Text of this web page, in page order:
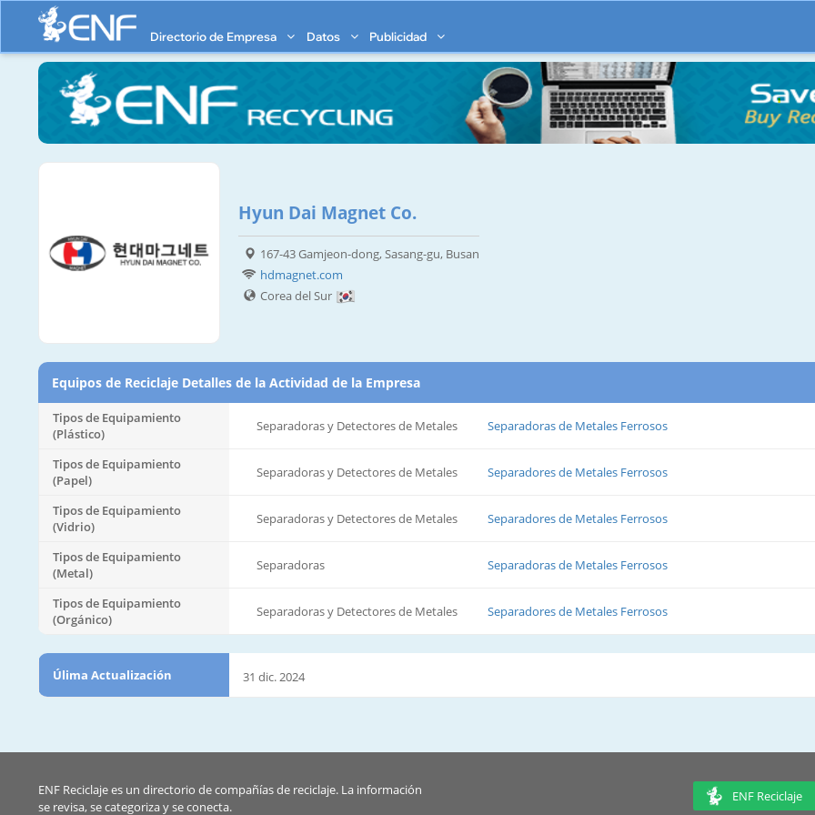
Directorio de Empresa Datos Publicidad
Hyun Dai Magnet Co.
167-43 Gamjeon-dong, Sasang-gu, Busan
hdmagnet.com
Corea del Sur
Equipos de Reciclaje Detalles de la Actividad de la Empresa
Tipos de Equipamiento
(Plástico)
Separadoras y Detectores de Metales Separadoras de Metales Ferrosos
Tipos de Equipamiento
(Papel)
Separadoras y Detectores de Metales Separadores de Metales Ferrosos
Tipos de Equipamiento
(Vidrio)
Separadoras y Detectores de Metales Separadores de Metales Ferrosos
Tipos de Equipamiento
(Metal)
Separadoras Separadoras de Metales Ferrosos
Tipos de Equipamiento
(Orgánico)
Separadoras y Detectores de Metales Separadores de Metales Ferrosos
Úlima Actualización 31 dic. 2024
ENF Reciclaje es un directorio de compañías de reciclaje. La información
se revisa, se categoriza y se conecta.
ENF Reciclaje